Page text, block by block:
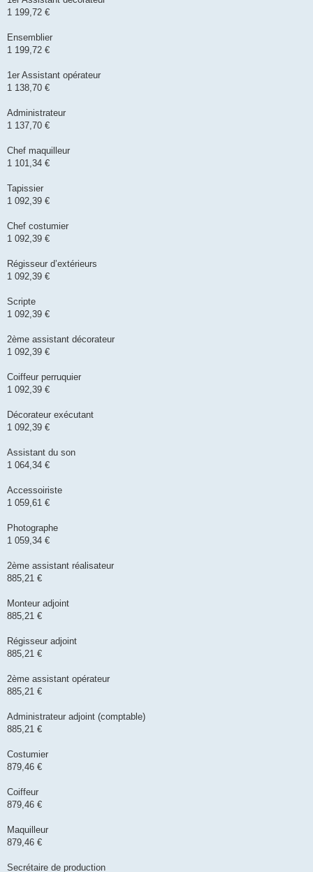
1 199,72 €
Ensemblier
1 199,72 €
1er Assistant opérateur
1 138,70 €
Administrateur
1 137,70 €
Chef maquilleur
1 101,34 €
Tapissier
1 092,39 €
Chef costumier
1 092,39 €
Régisseur d’extérieurs
1 092,39 €
Scripte
1 092,39 €
2ème assistant décorateur
1 092,39 €
Coiffeur perruquier
1 092,39 €
Décorateur exécutant
1 092,39 €
Assistant du son
1 064,34 €
Accessoiriste
1 059,61 €
Photographe
1 059,34 €
2ème assistant réalisateur
885,21 €
Monteur adjoint
885,21 €
Régisseur adjoint
885,21 €
2ème assistant opérateur
885,21 €
Administrateur adjoint (comptable)
885,21 €
Costumier
879,46 €
Coiffeur
879,46 €
Maquilleur
879,46 €
Secrétaire de production